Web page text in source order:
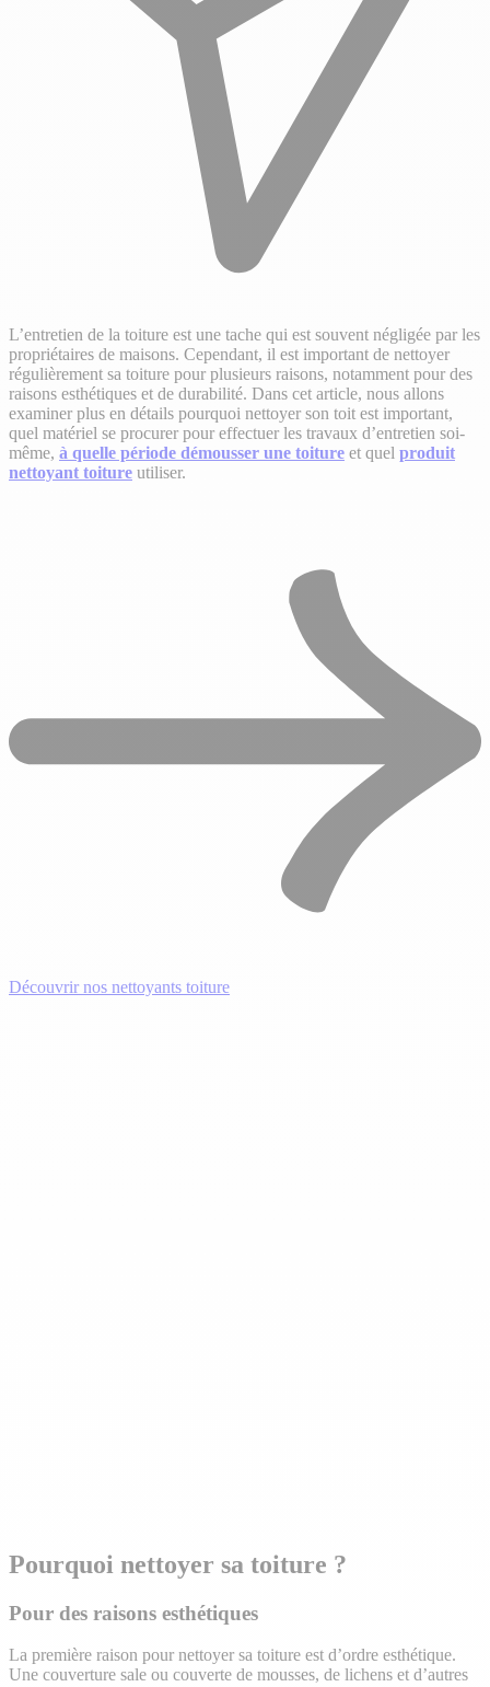
L’entretien de la toiture est une tache qui est souvent négligée par les
propriétaires de maisons. Cependant, il est important de nettoyer
régulièrement sa toiture pour plusieurs raisons, notamment pour des
raisons esthétiques et de durabilité. Dans cet article, nous allons
examiner plus en détails pourquoi nettoyer son toit est important,
quel matériel se procurer pour effectuer les travaux d’entretien soi-
même, à quelle période démousser une toiture et quel produit
nettoyant toiture utiliser.
Découvrir nos nettoyants toiture
Pourquoi nettoyer sa toiture ?
Pour des raisons esthétiques
La première raison pour nettoyer sa toiture est d’ordre esthétique.
Une couverture sale ou couverte de mousses, de lichens et d’autres